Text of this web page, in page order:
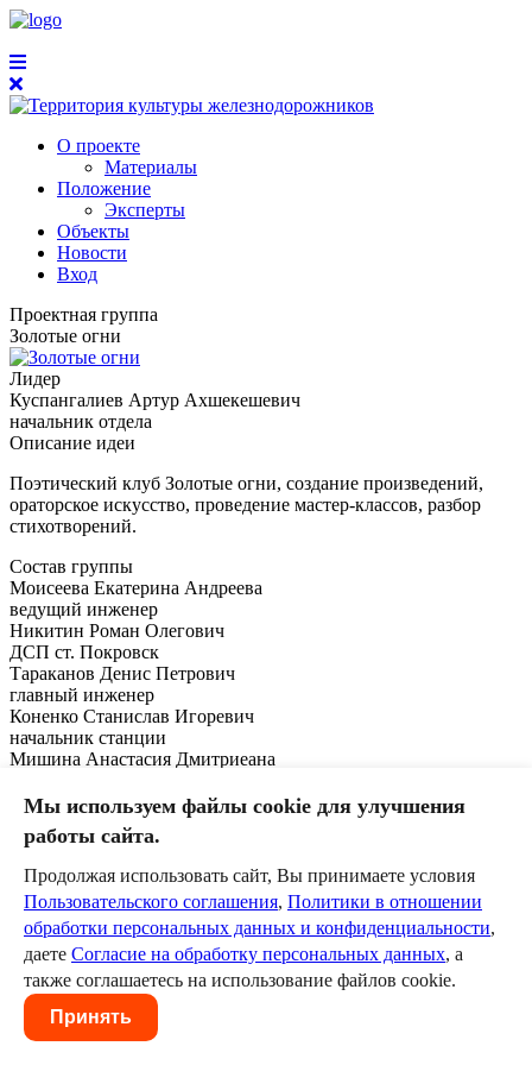
О проекте
Материалы
Положение
Эксперты
Объекты
Новости
Вход
Проектная группа
Золотые огни
Лидер
Куспангалиев Артур Ахшекешевич
начальник отдела
Описание идеи
Поэтический клуб Золотые огни, создание произведений,
ораторское искусство, проведение мастер-классов, разбор
стихотворений.
Состав группы
Моисеева Екатерина Андреева
ведущий инженер
Никитин Роман Олегович
ДСП ст. Покровск
Тараканов Денис Петрович
главный инженер
Коненко Станислав Игоревич
начальник станции
Мишина Анастасия Дмитриеана
Пользовательское соглашение Политика в отношении
обработки персональных данных
Согласие на обработку
персональных данных
Мы используем файлы cookie для улучшения
работы сайта.
Продолжая использовать сайт, Вы принимаете условия
Пользовательского соглашения, Политики в отношении
обработки персональных данных и конфиденциальности,
даете Согласие на обработку персональных данных, а
также соглашаетесь на использование файлов cookie.
Принять